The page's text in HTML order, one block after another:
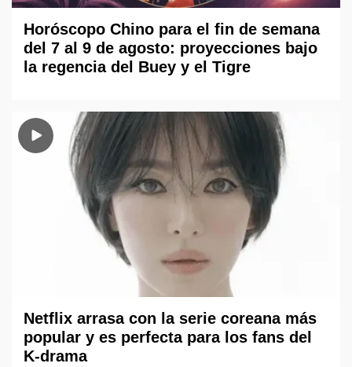
Horóscopo Chino para el fin de semana
del 7 al 9 de agosto: proyecciones bajo
la regencia del Buey y el Tigre
Netflix arrasa con la serie coreana más
popular y es perfecta para los fans del
K-drama